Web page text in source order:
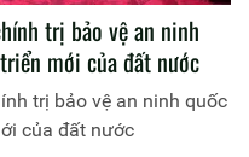
trị bảo vệ an ninh
mới của đất nước
trị bảo vệ an ninh quốc
của đất nước